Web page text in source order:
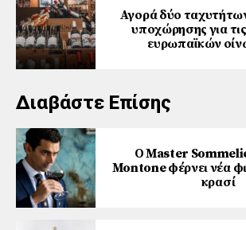
Αγορά δύο
υποχώρησης για
ευρωπαϊκών
Διαβάστε Επίσης
Ο Master
Montone φέρνει νέα
κρασί